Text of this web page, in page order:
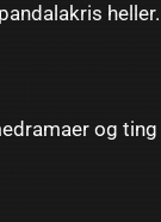
og